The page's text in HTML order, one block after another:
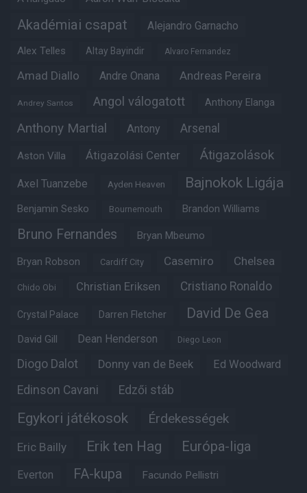
Akadémiai csapat Alejandro Garnacho
Alex Telles Altay Bayindir Alvaro Fernandez
Amad Diallo Andre Onana Andreas Pereira
Andrey Santos Angol válogatott Anthony Elanga
Anthony Martial Antony Arsenal
Aston Villa Átigazolási Center Átigazolások
Axel Tuanzebe Ayden Heaven Bajnokok Ligája
Benjamin Sesko Bournemouth Brandon Williams
Bruno Fernandes Bryan Mbeumo
Bryan Robson Cardiff City Casemiro Chelsea
Chido Obi Christian Eriksen Cristiano Ronaldo
Crystal Palace Darren Fletcher David De Gea
David Gill Dean Henderson Diego Leon
Diogo Dalot Donny van de Beek Ed Woodward
Edinson Cavani Edzői stáb
Egykori játékosok Érdekességek
Eric Bailly Erik ten Hag Európa-liga
Everton FA-kupa Facundo Pellistri